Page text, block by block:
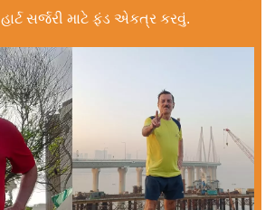
સર્જરી માટે ફંડ એકત્ર કરવું.